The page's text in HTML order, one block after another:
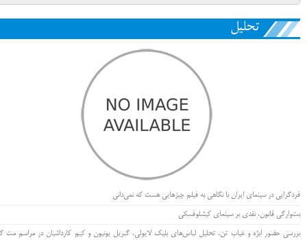
تحلیل
فردگرایی در سینمای ایران با نگاهی به فیلم چیزهایی هست که نمی‌دانی
بت‌وارگی قانون، نقدی بر سینمای کیشلوفسکی
بررسی حضور ابژه و غیاب تن، تحلیل لباس‌های بلیک لایولی، گبریل یونیون و کیم کارداشیان در مراسم مت